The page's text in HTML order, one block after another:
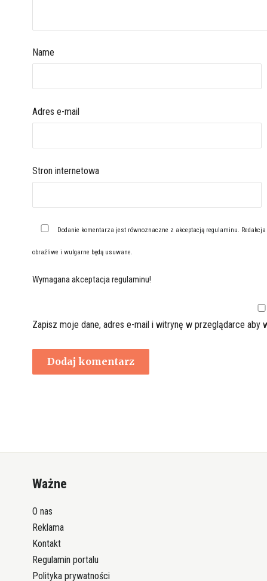
Name
Adres e-mail
Stron internetowa
Dodanie komentarza jest równoznaczne z akceptacją regulaminu.
obraźliwe i wulgarne będą usuwane.
Wymagana akceptacja regulaminu!
Zapisz moje dane, adres e-mail i witrynę w przeglądarce aby
Ważne
O nas
Reklama
Kontakt
Regulamin portalu
Polityka prywatności